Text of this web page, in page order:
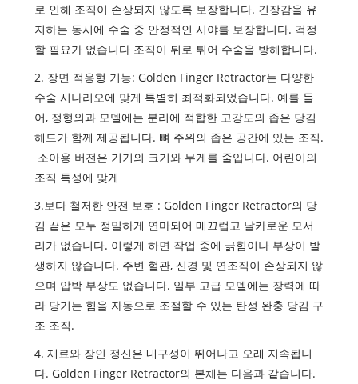
로 인해 조직이 손상되지 않도록 보장합니다. 긴장감을 유
지하는 동시에 수술 중 안정적인 시야를 보장합니다. 걱정
할 필요가 없습니다 조직이 뒤로 튀어 수술을 방해합니다.
2. 장면 적응형 기능: Golden Finger Retractor는 다양한
수술 시나리오에 맞게 특별히 최적화되었습니다. 예를 들
어, 정형외과 모델에는 분리에 적합한 고강도의 좁은 당김
헤드가 함께 제공됩니다. 뼈 주위의 좁은 공간에 있는 조직.
소아용 버전은 기기의 크기와 무게를 줄입니다. 어린이의
조직 특성에 맞게
3.보다 철저한 안전 보호 : Golden Finger Retractor의 당
김 끝은 모두 정밀하게 연마되어 매끄럽고 날카로운 모서
리가 없습니다. 이렇게 하면 작업 중에 긁힘이나 부상이 발
생하지 않습니다. 주변 혈관, 신경 및 연조직이 손상되지 않
으며 압박 부상도 없습니다. 일부 고급 모델에는 장력에 따
라 당기는 힘을 자동으로 조절할 수 있는 탄성 완충 당김 구
조 조직.
4. 재료와 장인 정신은 내구성이 뛰어나고 오래 지속됩니
다. Golden Finger Retractor의 본체는 다음과 같습니다.